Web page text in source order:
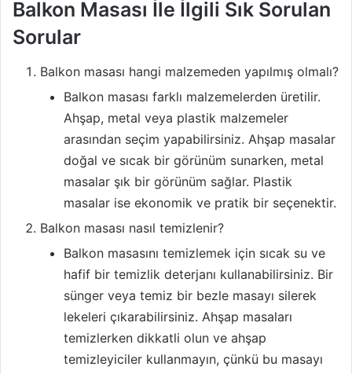
Balkon Masası İle İlgili Sık Sorulan
Sorular
Balkon masası hangi malzemeden yapılmış olmalı?
Balkon masası farklı malzemelerden üretilir.
Ahşap, metal veya plastik malzemeler
arasından seçim yapabilirsiniz. Ahşap masalar
doğal ve sıcak bir görünüm sunarken, metal
masalar şık bir görünüm sağlar. Plastik
masalar ise ekonomik ve pratik bir seçenektir.
Balkon masası nasıl temizlenir?
Balkon masasını temizlemek için sıcak su ve
hafif bir temizlik deterjanı kullanabilirsiniz. Bir
sünger veya temiz bir bezle masayı silerek
lekeleri çıkarabilirsiniz. Ahşap masaları
temizlerken dikkatli olun ve ahşap
temizleyiciler kullanmayın, çünkü bu masayı